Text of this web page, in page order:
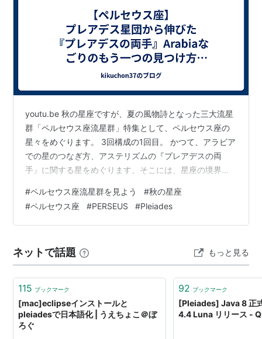
youtu.be 秋の星座ですが、夏の風物詩となった三大流星
群「ペルセウス座流星群」特集として、ペルセウス座の
星々をめぐります。 3回構成の1回目。 かつて、アラビア
での星のつなぎ方、アステリズムの『プレアデスの両
手』に関する星をめぐります。そこには、星座の境界線
します。 ▼もくじ▼0:00 オープニング0:30 星座線の違
い0:53 α星「ミルファク」1:27 ペルセウス座α星団1:59
ξ星「メンキブ」2:40 カリフォルニア星雲3:24 ο星「ア
次回予告アルゴル ペ…
#ペルセウス座流星群を見よう #秋の星座
#ペルセウス座 #PERSEUS #Pleiades
ネットで話題 もっと見る
115 ブックマーク
[mac]eclipseインストールと
pleiadesで日本語化 | うえちょこ＠ぼ
ろぐ
92 ブックマーク
[Pleiades] Java 8 正
4.4 Luna リリース -